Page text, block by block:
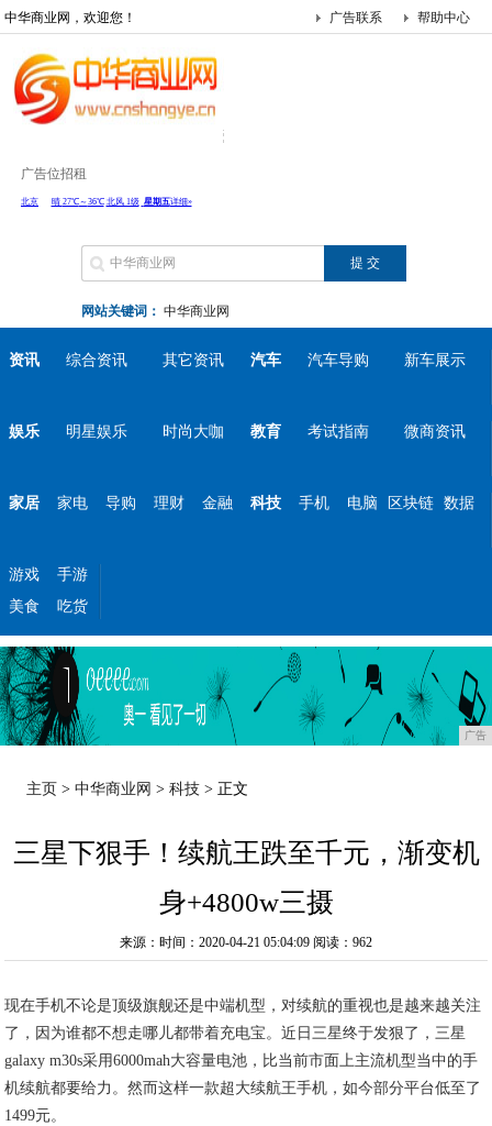
中华商业网，欢迎您！ 帮助中心
广告联系
广告位招租
网站关键词： 中华商业网
资讯 综合资讯 其它资讯 汽车 汽车导购 新车展示
娱乐 明星娱乐 时尚大咖 教育 考试指南 微商资讯
家居 家电 导购 理财 金融 科技 手机 电脑 区块链 数据
游戏
手游
美食
吃货
广告
主页 >中华商业网 >科技 > 正文
三星下狠手！续航王跌至千元，渐变机
身+4800w三摄
来源：时间：2020-04-21 05:04:09 阅读：962
现在手机不论是顶级旗舰还是中端机型，对续航的重视也是越来越关注
了，因为谁都不想走哪儿都带着充电宝。近日三星终于发狠了，三星
galaxy m30s采用6000mah大容量电池，比当前市面上主流机型当中的手
机续航都要给力。然而这样一款超大续航王手机，如今部分平台低至了
1499元。